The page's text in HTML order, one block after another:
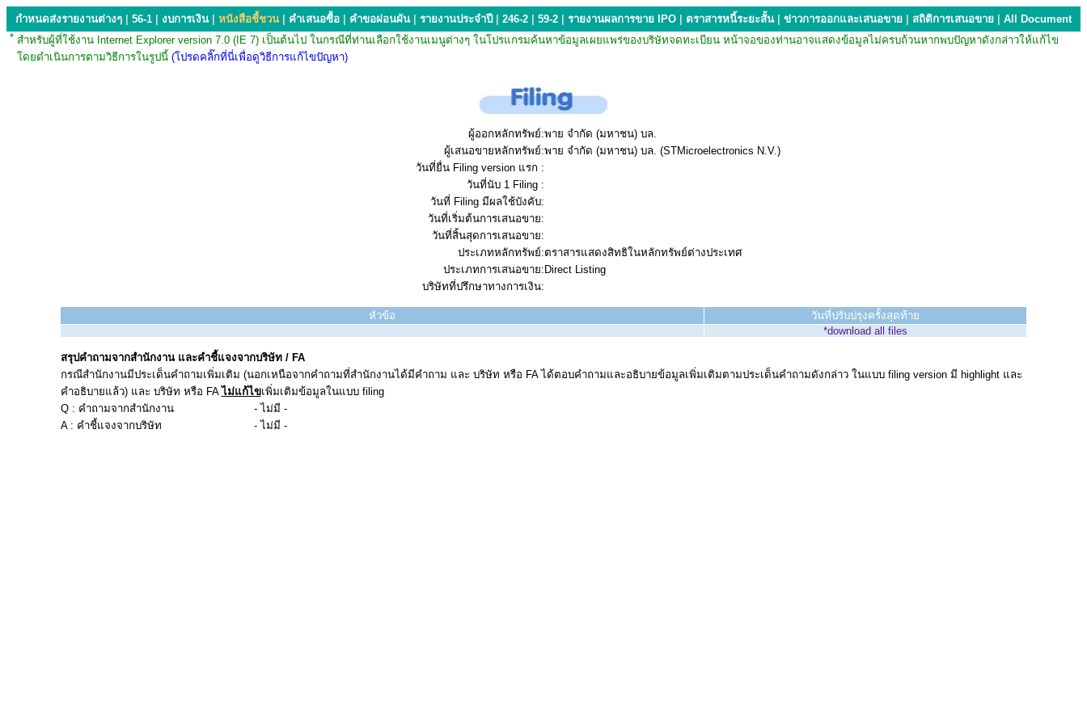
กำหนดส่งรายงานต่างๆ 56-1 งบการเงิน หนังสือชี้ชวน คำเสนอซื้อ คำขอผ่อนผัน รายงานประจำปี 246-2 59-2 รายงานผลการขาย IPO ตราสารหนี้ระยะสั้น ข่าวการออกและเสนอขาย สถิติการเสนอขาย
All Document
* สำหรับผู้ที่ใช้งาน Internet Explorer version 7.0 (IE 7) เป็นต้นไป ในกรณีที่ท่านเลือกใช้งานเมนูต่างๆ ในโปรแกรมค้นหาข้อมูลเผยแพร่ของบริษัทจดทะเบียน หน้าจอของท่านอาจแสดงข้อมูลไม่ครบถ้วนหากพบปัญหาดังกล่าวให้แก้ไข
โดยดำเนินการตามวิธีการในรูปนี้ (โปรดคลิ๊กที่นี่เพื่อดูวิธีการแก้ไขปัญหา)
ผู้ออกหลักทรัพย์:พาย จำกัด (มหาชน) บล.
ผู้เสนอขายหลักทรัพย์:พาย จำกัด (มหาชน) บล. (STMicroelectronics N.V.)
วันที่ยื่น Filing version แรก :
วันที่นับ 1 Filing :
วันที่ Filing มีผลใช้บังคับ:
วันที่เริ่มต้นการเสนอขาย:
วันที่สิ้นสุดการเสนอขาย:
ประเภทหลักทรัพย์:ตราสารแสดงสิทธิในหลักทรัพย์ต่างประเทศ
ประเภทการเสนอขาย:Direct Listing
บริษัทที่ปรึกษาทางการเงิน:
หัวข้อ
วันที่ปรับปรุงครั้งสุดท้าย
*download all files
สรุปคำถามจากสำนักงาน และคำชี้แจงจากบริษัท / FA
กรณีสำนักงานมีประเด็นคำถามเพิ่มเติม (นอกเหนือจากคำถามที่สำนักงานได้มีคำถาม และ บริษัท หรือ FA ได้ตอบคำถามและอธิบายข้อมูลเพิ่มเติมตามประเด็นคำถามดังกล่าว ในแบบ filing version มี highlight และ
คำอธิบายแล้ว) และ บริษัท หรือ FAไม่แก้ไขเพิ่มเติมข้อมูลในแบบ filing
Q : คำถามจากสำนักงาน
- ไม่มี -
A : คำชี้แจงจากบริษัท
- ไม่มี -